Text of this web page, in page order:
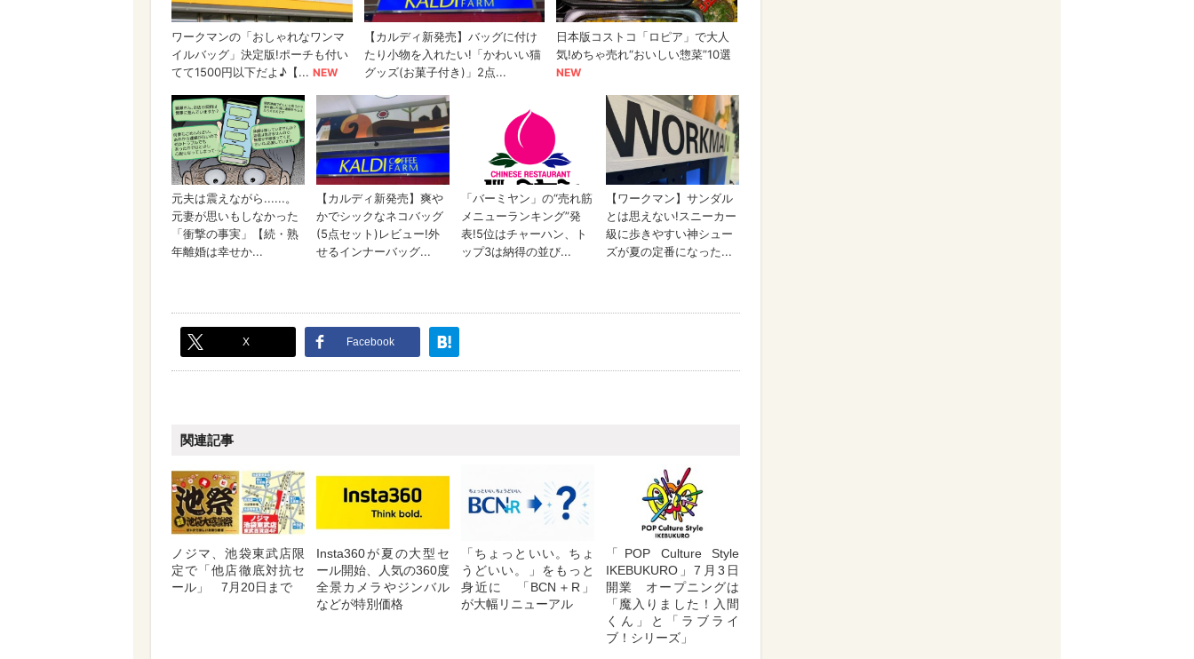
X Facebook
関連記事
ノジマ、池袋東武店限
定で「他店徹底対抗セ
ール」 7月20日まで
Insta360が夏の大型セ
ール開始、人気の360度
全景カメラやジンバル
などが特別価格
「ちょっといい。ちょ
うどいい。」をもっと
身近に 「BCN＋R」
が大幅リニューアル
「POP Culture Style
IKEBUKURO」7月3日
開業 オープニングは
「魔入りました！入間
くん」と「ラブライ
ブ！シリーズ」